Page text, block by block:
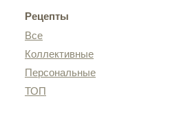
Рецепты
Все
Коллективные
Персональные
ТОП